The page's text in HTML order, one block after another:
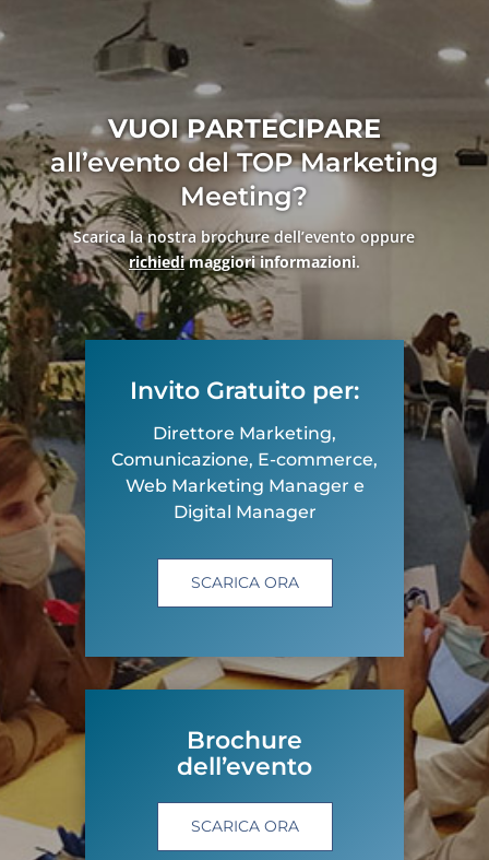
VUOI PARTECIPARE
all’evento del TOP Marketing
Meeting?
Scarica la nostra brochure dell’evento oppure
richiedimaggiori informazioni.
Invito Gratuito per:
Direttore Marketing,
Comunicazione, E-commerce,
Web Marketing Manager e
Digital Manager
SCARICA ORA
Brochure
dell’evento
SCARICA ORA